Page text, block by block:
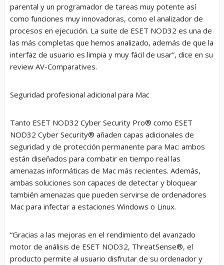
parental y un programador de tareas muy potente así
como funciones muy innovadoras, como el analizador de
procesos en ejecución. La suite de ESET NOD32 es una de
las más completas que hemos analizado, además de que la
interfaz de usuario es limpia y muy fácil de usar”, dice en su
review AV-Comparatives.
Seguridad profesional adicional para Mac
Tanto ESET NOD32 Cyber Security Pro® como ESET
NOD32 Cyber Security® añaden capas adicionales de
seguridad y de protección permanente para Mac: ambos
están diseñados para combatir en tiempo real las
amenazas informáticas de Mac más recientes. Además,
ambas soluciones son capaces de detectar y bloquear
también amenazas que pueden servirse de ordenadores
Mac para infectar a estaciones Windows o Linux.
“Gracias a las mejoras en el rendimiento del avanzado
motor de análisis de ESET NOD32, ThreatSense®, el
producto permite al usuario disfrutar de su ordenador y